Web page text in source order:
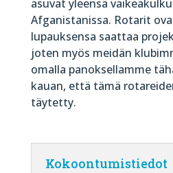
asuvat yleensä
Afganistanissa. Rotarit
lupauksensa saattaa
joten myös meidän
omalla panoksellamme
kauan, että tämä
täytetty.
Kokoontumistiedot